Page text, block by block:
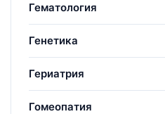
Гематология
Генетика
Гериатрия
Гомеопатия